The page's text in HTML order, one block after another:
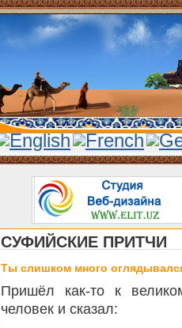
СУФИЙСКИЕ ПРИТЧИ
Ты слишком много
Пришёл как-то к
человек и сказал: